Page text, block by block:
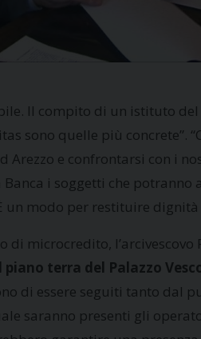
Il compito di un istituto
sono quelle più concrete”.
Arezzo e confrontarsi con i
i soggetti che
un modo per restituire
di microcredito,
terra del Palazzo
di essere seguiti tanto dal
saranno presenti gli